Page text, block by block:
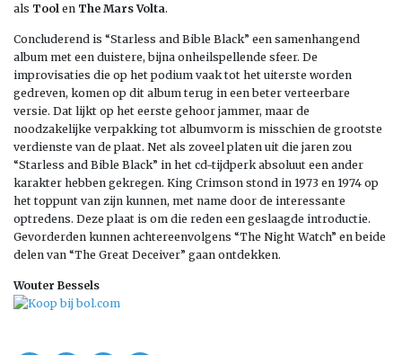
als Tool en The Mars Volta.
Concluderend is “Starless and Bible Black” een samenhangend
album met een duistere, bijna onheilspellende sfeer. De
improvisaties die op het podium vaak tot het uiterste worden
gedreven, komen op dit album terug in een beter verteerbare
versie. Dat lijkt op het eerste gehoor jammer, maar de
noodzakelijke verpakking tot albumvorm is misschien de grootste
verdienste van de plaat. Net als zoveel platen uit die jaren zou
“Starless and Bible Black” in het cd-tijdperk absoluut een ander
karakter hebben gekregen. King Crimson stond in 1973 en 1974 op
het toppunt van zijn kunnen, met name door de interessante
optredens. Deze plaat is om die reden een geslaagde introductie.
Gevorderden kunnen achtereenvolgens “The Night Watch” en beide
delen van “The Great Deceiver” gaan ontdekken.
Wouter Bessels